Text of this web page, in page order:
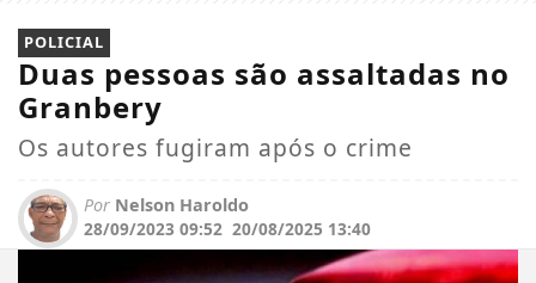
POLICIAL
Duas pessoas são assaltadas no
Granbery
Os autores fugiram após o crime
Por Nelson Haroldo
28/09/2023 09:52 20/08/2025 13:40